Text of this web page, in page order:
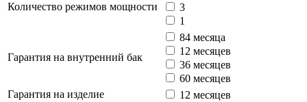
Количество режимов мощности
3
1
Гарантия на внутренний бак
84 месяца
12 месяцев
36 месяцев
60 месяцев
Гарантия на изделие
12 месяцев